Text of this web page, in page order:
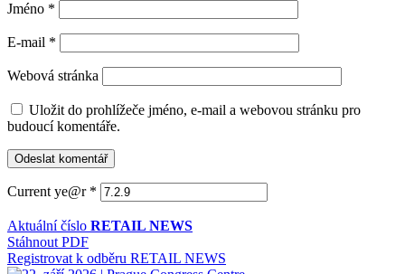
Jméno *
E-mail *
Webová stránka
Uložit do prohlížeče jméno, e-mail a webovou stránku pro
budoucí komentáře.
Current ye@r *
Aktuální číslo RETAIL NEWS
Stáhnout PDF
Registrovat k odběru RETAIL NEWS